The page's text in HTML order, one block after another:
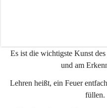
e
n
Es ist die wichtigste Kunst
und am
Lehren heißt, ein Feuer
füllen.